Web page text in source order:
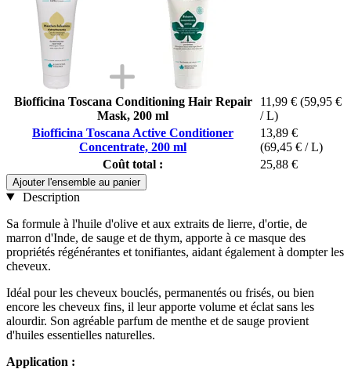
Biofficina Toscana Conditioning Hair Repair
Mask, 200 ml
11,99 € (59,95 €
/ L)
Biofficina Toscana Active Conditioner
Concentrate, 200 ml
13,89 €
(69,45 € / L)
Coût total :
25,88 €
Ajouter l'ensemble au panier
Description
Sa formule à l'huile d'olive et aux extraits de lierre, d'ortie, de
marron d'Inde, de sauge et de thym, apporte à ce masque des
propriétés régénérantes et tonifiantes, aidant également à dompter les
cheveux.
Idéal pour les cheveux bouclés, permanentés ou frisés, ou bien
encore les cheveux fins, il leur apporte volume et éclat sans les
alourdir. Son agréable parfum de menthe et de sauge provient
d'huiles essentielles naturelles.
Application :